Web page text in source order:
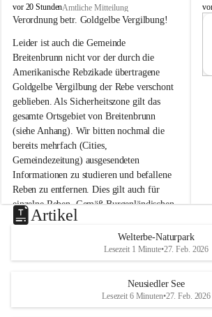
B
r
i
t
e
n
b
r
u
n
n
a
m
N
e
u
s
d
S
vor 20 StundenAmtliche Mitteilung
Verordnung betr. Goldgelbe Vergilbung!
Leider ist auch die Gemeinde
Breitenbrunn nicht vor der durch die
Amerikanische Rebzikade übertragene
Goldgelbe Vergilbung der Rebe verschont
geblieben. Als Sicherheitszone gilt das
gesamte Ortsgebiet von Breitenbrunn
(siehe Anhang). Wir bitten nochmal die
bereits mehrfach (Cities,
Gemeindezeitung) ausgesendeten
Informationen zu studieren und befallene
Reben zu entfernen. Dies gilt auch für
einzelne Reben. Gemäß Burgenländischen
Weinbaugesetz sind nicht gepflegte oder
unzulässige Weingärten zu roden! Bitte
helfen wir zusammen um unsere Winzer
vor den prognostizierten Ernteausfällen
und den daraus folgenden wirtschaftlichen
B
e
u
e
d
r
S
Artikel
Welterbe-Naturpark
Lesezeit 1 Minute•27. Feb. 2026
Neusiedler See
Lesezeit 6 Minuten•27. Feb. 2026